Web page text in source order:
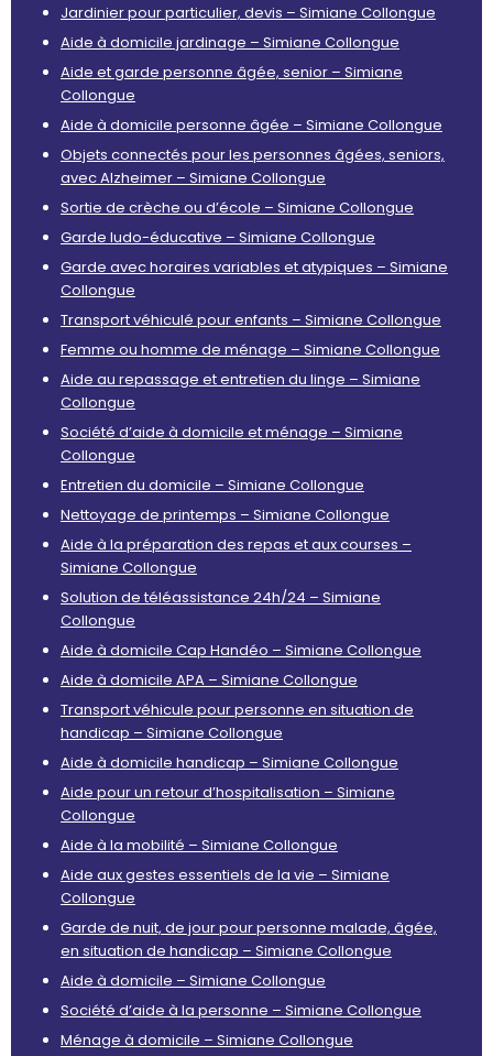
Jardinier pour particulier, devis – Simiane Collongue
Aide à domicile jardinage – Simiane Collongue
Aide et garde personne âgée, senior – Simiane
Collongue
Aide à domicile personne âgée – Simiane Collongue
Objets connectés pour les personnes âgées, seniors,
avec Alzheimer – Simiane Collongue
Sortie de crèche ou d’école – Simiane Collongue
Garde ludo-éducative – Simiane Collongue
Garde avec horaires variables et atypiques – Simiane
Collongue
Transport véhiculé pour enfants – Simiane Collongue
Femme ou homme de ménage – Simiane Collongue
Aide au repassage et entretien du linge – Simiane
Collongue
Société d’aide à domicile et ménage – Simiane
Collongue
Entretien du domicile – Simiane Collongue
Nettoyage de printemps – Simiane Collongue
Aide à la préparation des repas et aux courses –
Simiane Collongue
Solution de téléassistance 24h/24 – Simiane
Collongue
Aide à domicile Cap Handéo – Simiane Collongue
Aide à domicile APA – Simiane Collongue
Transport véhicule pour personne en situation de
handicap – Simiane Collongue
Aide à domicile handicap – Simiane Collongue
Aide pour un retour d’hospitalisation – Simiane
Collongue
Aide à la mobilité – Simiane Collongue
Aide aux gestes essentiels de la vie – Simiane
Collongue
Garde de nuit, de jour pour personne malade, âgée,
en situation de handicap – Simiane Collongue
Aide à domicile – Simiane Collongue
Société d’aide à la personne – Simiane Collongue
Ménage à domicile – Simiane Collongue